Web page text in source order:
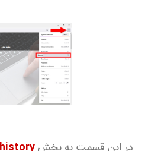
در این قسمت به بخش